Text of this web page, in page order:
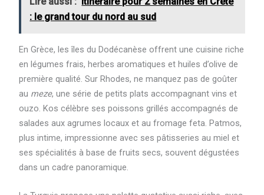
: le grand tour du nord au sud
En Grèce, les îles du Dodécanèse offrent une cuisine riche
en légumes frais, herbes aromatiques et huiles d’olive de
première qualité. Sur Rhodes, ne manquez pas de goûter
au meze, une série de petits plats accompagnant vins et
ouzo. Kos célèbre ses poissons grillés accompagnés de
salades aux agrumes locaux et au fromage feta. Patmos,
plus intime, impressionne avec ses pâtisseries au miel et
ses spécialités à base de fruits secs, souvent dégustées
dans un cadre panoramique.